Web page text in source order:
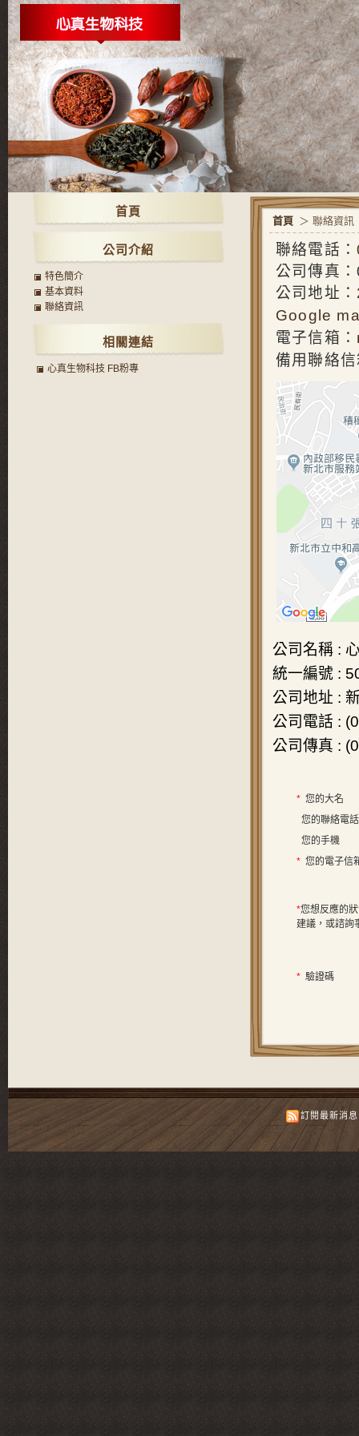
首頁 ＞ 聯絡資訊
聯絡電話：
公司傳真
公司地址：
Google
電子信箱：
備用聯絡
公司名稱 :
統一編號 :
公司地址 :
公司電話 :
公司傳真 :
* 您的大名
您的聯絡電話
您的手機
* 您的電子信
*您想反應的
建議，或諮詢
* 驗證碼
首頁
公司介紹
特色簡介
基本資料
聯絡資訊
相關連結
心真生物科技 FB粉專
訂閱最新消息